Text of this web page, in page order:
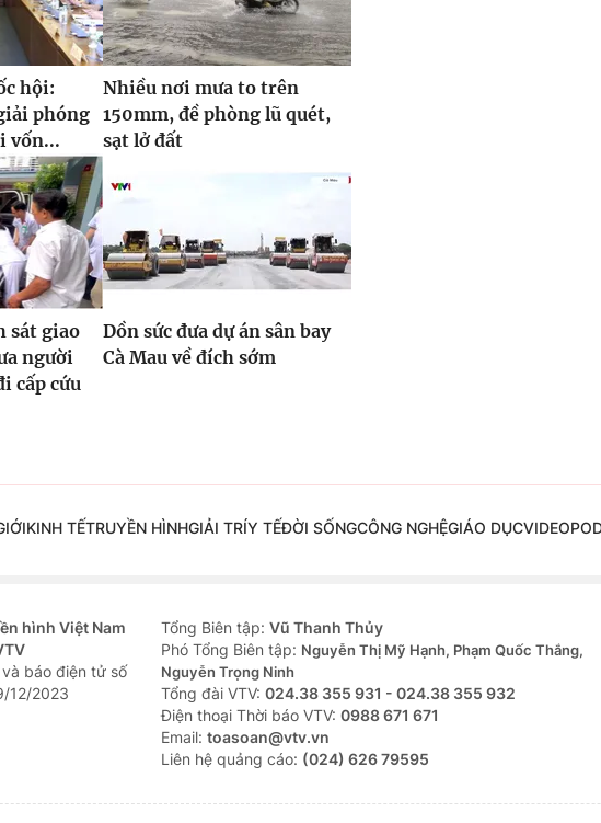
hội:
phóng
vốn...
Nhiều nơi mưa to trên
150mm, đề phòng lũ quét,
sạt lở đất
sát giao
người
cấp cứu
Dồn sức đưa dự án sân bay
Cà Mau về đích sớm
KINH TẾTRUYỀN HÌNHGIẢI TRÍY TẾĐỜI SỐNGCÔNG NGHỆGIÁO DỤCVIDEO
hình Việt Nam
báo điện tử số
12/2023
Tổng Biên tập: Vũ Thanh Thủy
Phó Tổng Biên tập: Nguyễn Thị Mỹ Hạnh, Phạm Quốc Thắng,
Nguyễn Trọng Ninh
Tổng đài VTV: 024.38 355 931 - 024.38 355 932
Ðiện thoại Thời báo VTV: 0988 671 671
Email: toasoan@vtv.vn
Liên hệ quảng cáo: (024) 626 79595